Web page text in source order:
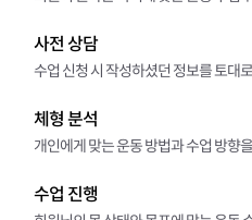
사전 상담
수업 신청 시 작성하셨던 정보를 토대
체형 분석
개인에게 맞는 운동 방법과 수업 방향
수업 진행